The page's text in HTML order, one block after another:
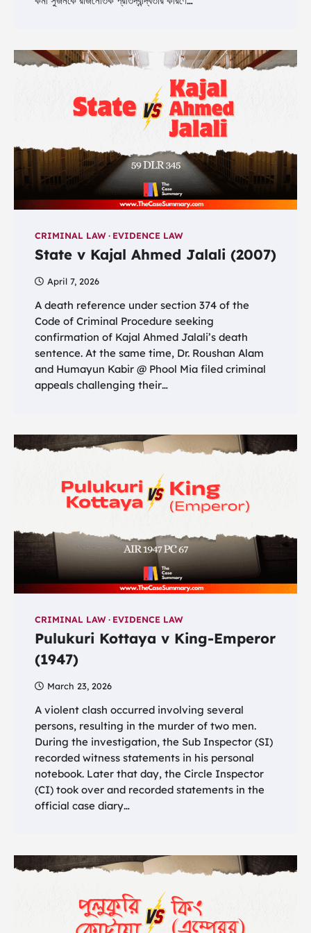
CRIMINAL LAW EVIDENCE LAW
State v Kajal Ahmed Jalali (2007)
April 7, 2026
A death reference under section 374 of the
Code of Criminal Procedure seeking
confirmation of Kajal Ahmed Jalali’s death
sentence. At the same time, Dr. Roushan Alam
and Humayun Kabir @ Phool Mia filed criminal
appeals challenging their…
CRIMINAL LAW EVIDENCE LAW
Pulukuri Kottaya v King-Emperor
(1947)
March 23, 2026
A violent clash occurred involving several
persons, resulting in the murder of two men.
During the investigation, the Sub Inspector (SI)
recorded witness statements in his personal
notebook. Later that day, the Circle Inspector
(CI) took over and recorded statements in the
official case diary…